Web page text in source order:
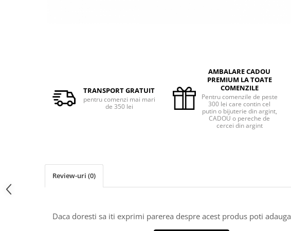
TRANSPORT GRATUIT
pentru comenzi mai mari
de 350 lei
AMBALARE CADOU
PREMIUM LA TOATE
COMENZILE
Pentru comenzile de peste
300 lei care contin cel
putin o bijuterie din argint,
CADOU o pereche de
cercei din argint
Review-uri (0)
Daca doresti sa iti exprimi parerea despre acest produs poti